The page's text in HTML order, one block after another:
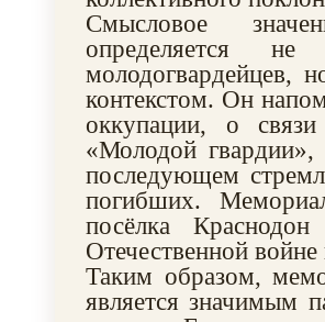
Смысловое
определяется
молодогвардейцев,
контекстом. Он
оккупации, о
«Молодой
последующем
погибших.
посёлка
Отечественной
Таким образом,
является значимым